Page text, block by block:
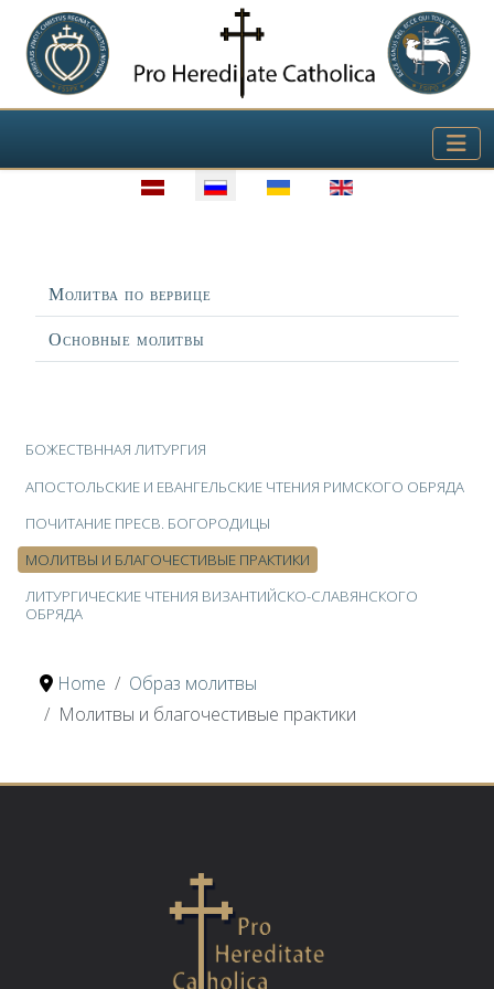
Выберите язык
БОЖЕСТВННАЯ ЛИТУРГИЯ
АПОСТОЛЬСКИЕ И ​ЕВАНГЕЛЬСКИЕ​ ЧТЕНИЯ РИМСКОГО ОБРЯДА
ПОЧИТАНИЕ ПРЕСВ. БОГОРОДИЦЫ
МОЛИТВЫ И БЛАГОЧЕСТИВЫЕ ПРАКТИКИ
ЛИТУРГИЧЕСКИЕ ЧТЕНИЯ ВИЗАНТИЙСКО-СЛАВЯНСКОГО
ОБРЯДА
Заголовок
Молитва по вервице
Основные молитвы
Home
Образ молитвы
Молитвы и благочестивые практики